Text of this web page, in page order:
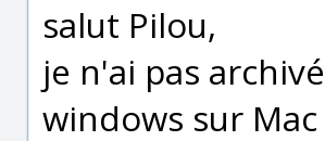
salut Pilou,
je n'ai pas
windows sur